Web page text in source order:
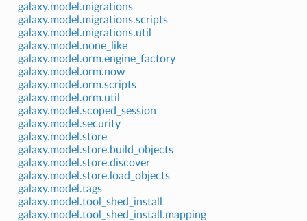
galaxy.model.migrations
galaxy.model.migrations.scripts
galaxy.model.migrations.util
galaxy.model.none_like
galaxy.model.orm.engine_factory
galaxy.model.orm.now
galaxy.model.orm.scripts
galaxy.model.orm.util
galaxy.model.scoped_session
galaxy.model.security
galaxy.model.store
galaxy.model.store.build_objects
galaxy.model.store.discover
galaxy.model.store.load_objects
galaxy.model.tags
galaxy.model.tool_shed_install
galaxy.model.tool_shed_install.mapping